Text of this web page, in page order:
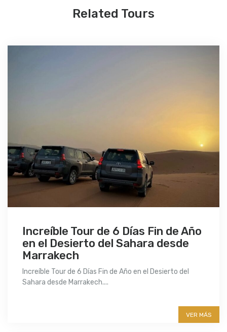
Related Tours
Increíble Tour de 6 Días Fin de Año
en el Desierto del Sahara desde
Marrakech
Increíble Tour de 6 Días Fin de Año en el Desierto del
Sahara desde Marrakech....
VER MÁS